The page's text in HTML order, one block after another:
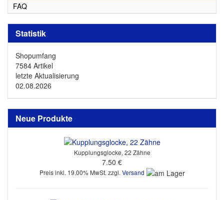
FAQ
Statistik
Shopumfang
7584 Artikel
letzte Aktualisierung
02.08.2026
Neue Produkte
Kupplungsglocke, 22 Zähne
7.50 €
Preis inkl. 19.00% MwSt. zzgl. Versand